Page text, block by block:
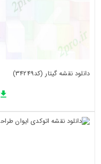
دانلود نقشه گیتار (کد34249)